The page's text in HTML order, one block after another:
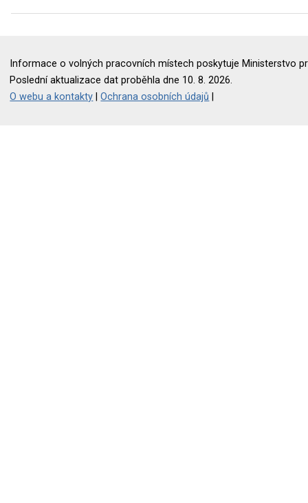
Informace o volných pracovních místech poskytuje Ministerstvo
Poslední aktualizace dat proběhla dne 10. 8. 2026.
O webu a kontakty |Ochrana osobních údajů